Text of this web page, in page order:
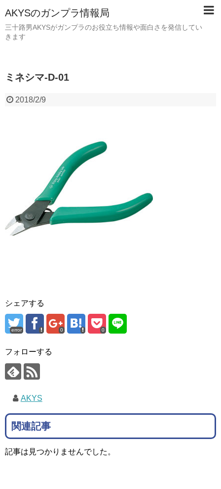
AKYSのガンプラ情報局
三十路男AKYSがガンプラのお役立ち情報や面白さを発信してい
きます
ミネシマ-D-01
2018/2/9
シェアする
error 0 0
フォローする
AKYS
関連記事
記事は見つかりませんでした。